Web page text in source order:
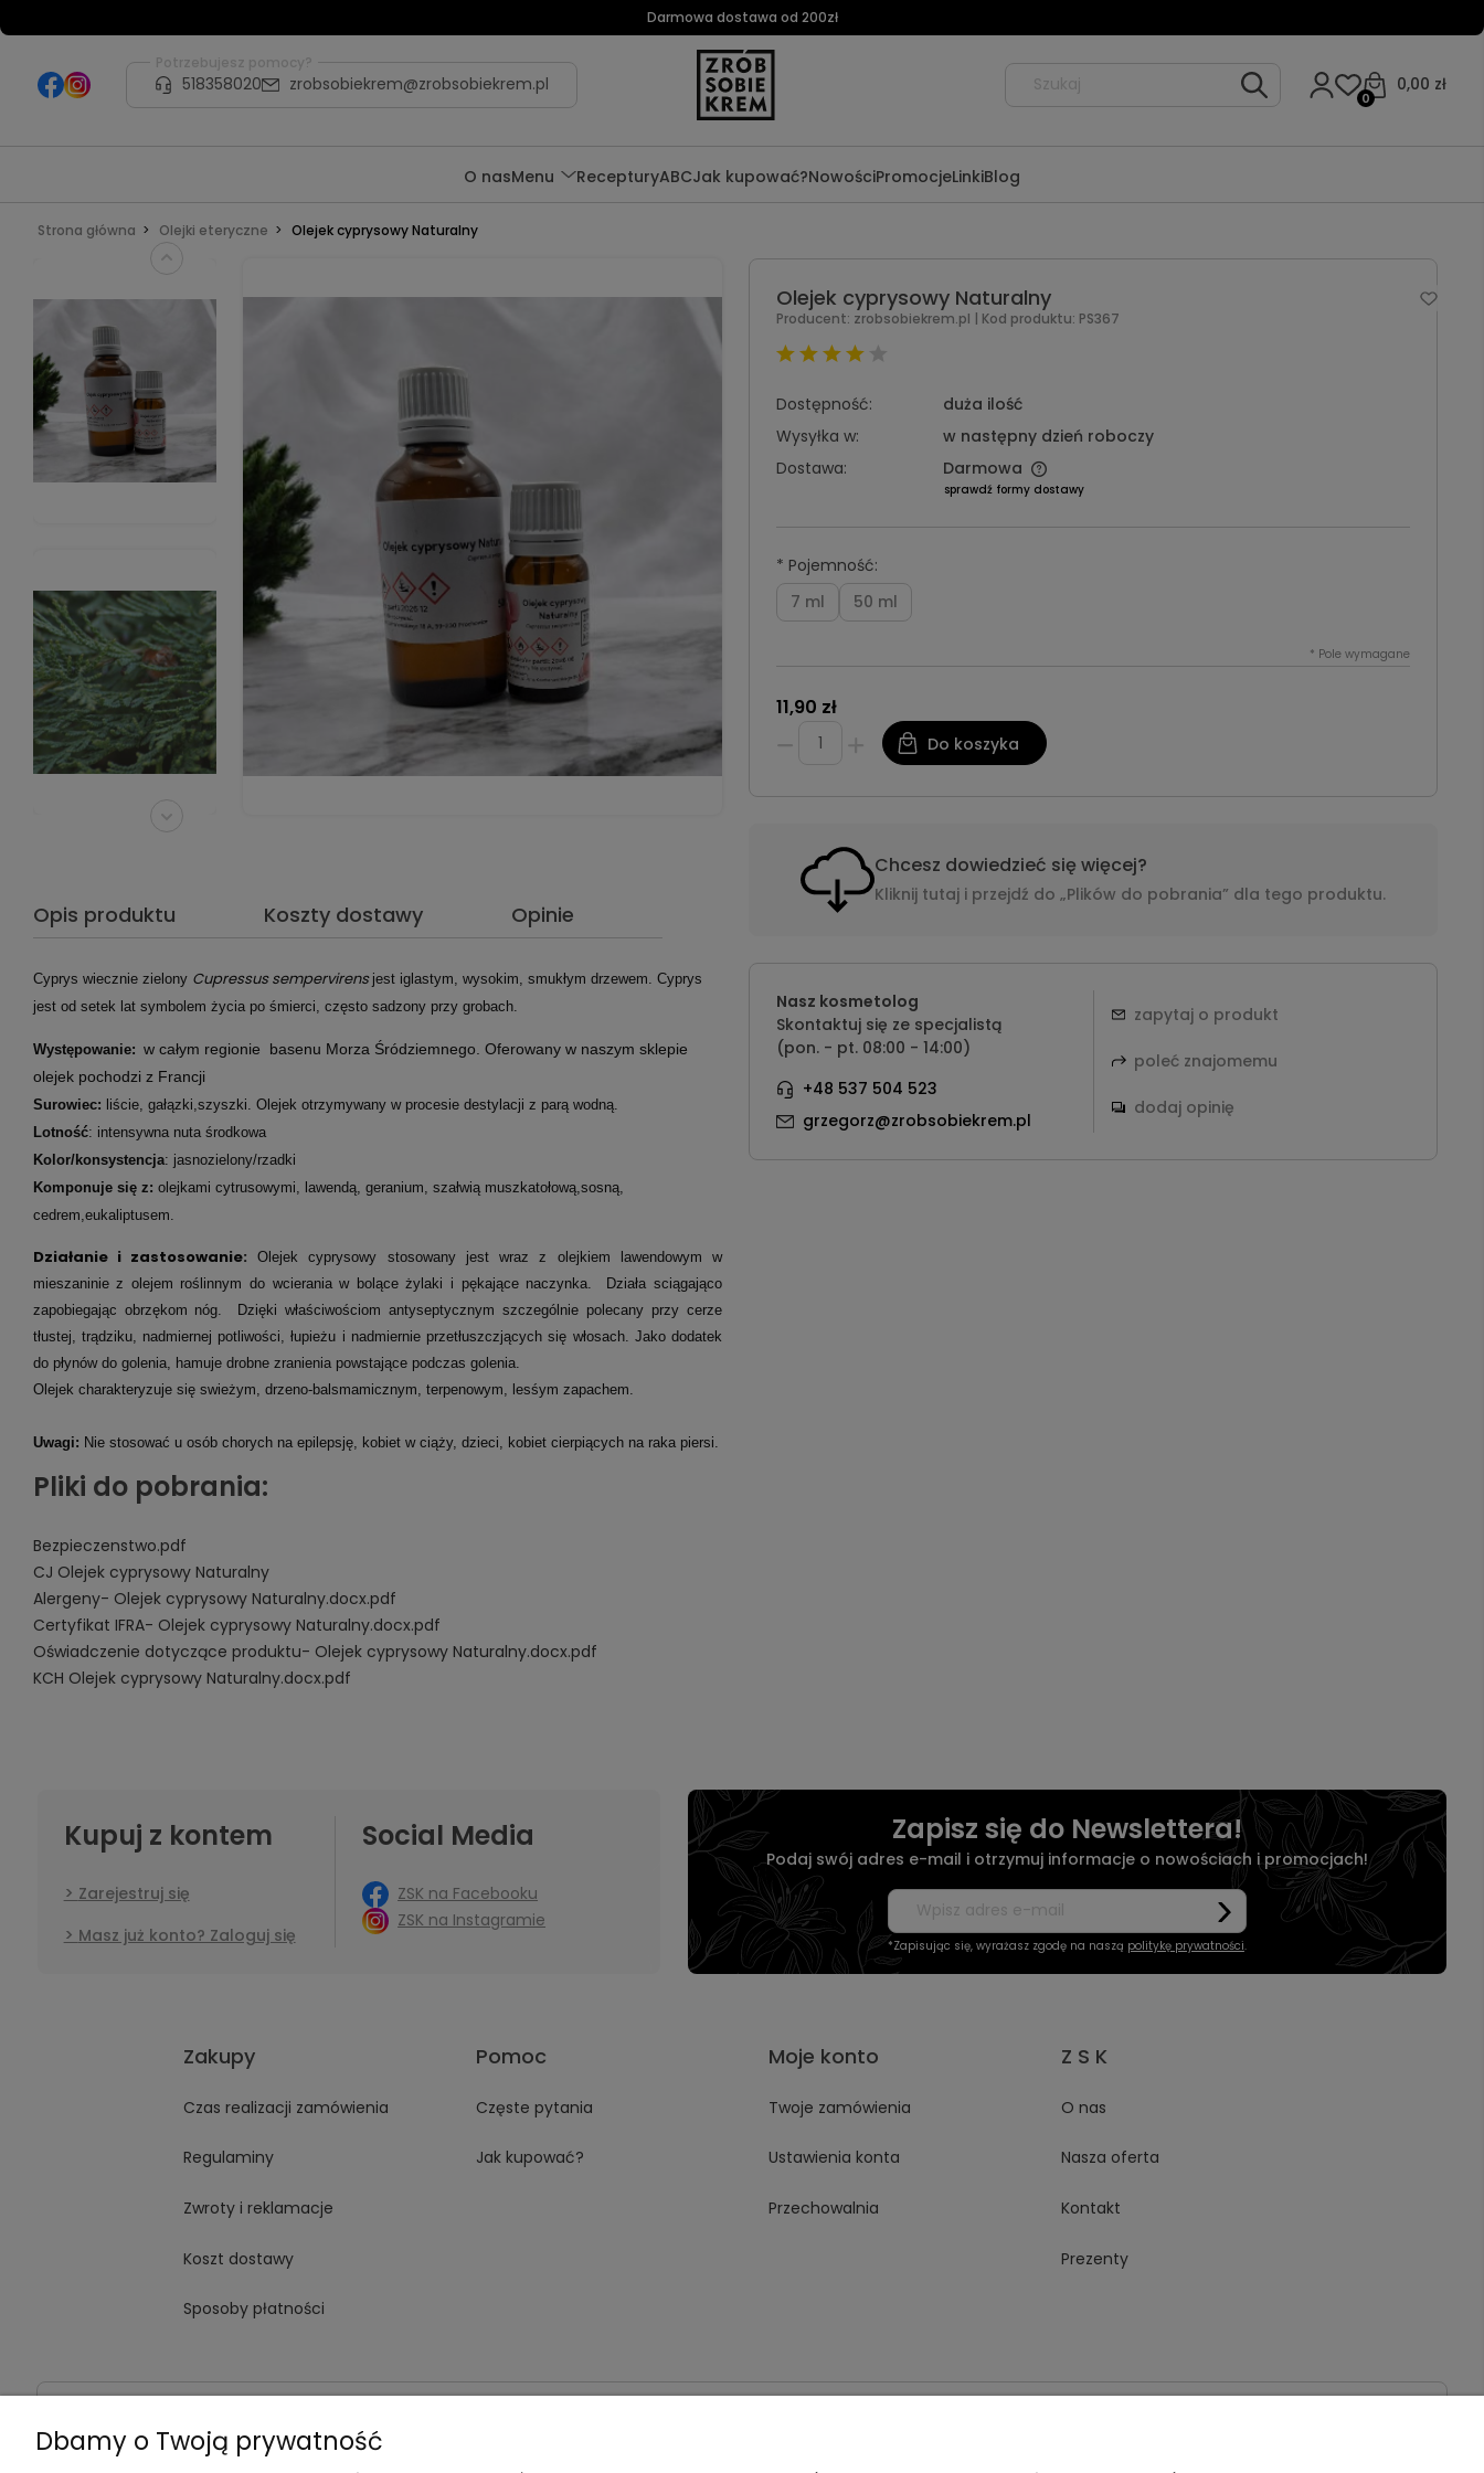
Darmowa dostawa od 200zł
Potrzebujesz pomocy?
518358020 zrobsobiekrem@zrobsobiekrem.pl 0,00 zł
0
O nasMenu RecepturyABCJak kupować?NowościPromocjeLinkiBlog
Strona główna Olejki eteryczne Olejek cyprysowy Naturalny
Opis produktu Koszty dostawy Opinie
Cyprys wiecznie zielony Cupressus sempervirens jest iglastym, wysokim, smukłym drzewem. Cyprys
jest od setek lat symbolem życia po śmierci, często sadzony przy grobach.
Występowanie: w całym regionie basenu Morza Śródziemnego. Oferowany w naszym sklepie
olejek pochodzi z Francji
Surowiec: liście, gałązki,szyszki. Olejek otrzymywany w procesie destylacji z parą wodną.
Lotność: intensywna nuta środkowa
Kolor/konsystencja: jasnozielony/rzadki
Komponuje się z: olejkami cytrusowymi, lawendą, geranium, szałwią muszkatołową,sosną,
cedrem,eukaliptusem.
Działanie i zastosowanie: Olejek cyprysowy stosowany jest wraz z olejkiem lawendowym w
mieszaninie z olejem roślinnym do wcierania w bolące żylaki i pękające naczynka. Działa sciągająco
zapobiegając obrzękom nóg. Dzięki właściwościom antyseptycznym szczególnie polecany przy cerze
tłustej, trądziku, nadmiernej potliwości, łupieżu i nadmiernie przetłuszczjących się włosach. Jako dodatek
do płynów do golenia, hamuje drobne zranienia powstające podczas golenia.
Olejek charakteryzuje się swieżym, drzeno-balsmamicznym, terpenowym, lesśym zapachem.
Uwagi: Nie stosować u osób chorych na epilepsję, kobiet w ciąży, dzieci, kobiet cierpiących na raka piersi.
Pliki do pobrania:
Bezpieczenstwo.pdf
CJ Olejek cyprysowy Naturalny
Alergeny- Olejek cyprysowy Naturalny.docx.pdf
Certyfikat IFRA- Olejek cyprysowy Naturalny.docx.pdf
Oświadczenie dotyczące produktu- Olejek cyprysowy Naturalny.docx.pdf
KCH Olejek cyprysowy Naturalny.docx.pdf
Olejek cyprysowy Naturalny
Producent: zrobsobiekrem.pl | Kod produktu: PS367
Dostępność:
duża ilość
Wysyłka w:
w następny dzień roboczy
Dostawa:
Darmowa
sprawdź formy dostawy
* Pojemność:
7 ml
50 ml
* Pole wymagane
11,90 zł
Do koszyka
Chcesz dowiedzieć się więcej?
Kliknij tutaj i przejdź do „Plików do pobrania” dla tego produktu.
Nasz kosmetolog
Skontaktuj się ze specjalistą
(pon. - pt. 08:00 - 14:00)
+48 537 504 523
grzegorz@zrobsobiekrem.pl
zapytaj o produkt
poleć znajomemu
dodaj opinię
Kupuj z kontem
Zarejestruj się
Masz już konto? Zaloguj się
Social Media
ZSK na Facebooku
ZSK na Instagramie
Zapisz się do Newslettera!
Podaj swój adres e-mail i otrzymuj informacje o nowościach i promocjach!
*Zapisując się, wyrażasz zgodę na naszą politykę prywatności.
Zakupy
Czas realizacji zamówienia
Regulaminy
Zwroty i reklamacje
Koszt dostawy
Sposoby płatności
Pomoc
Częste pytania
Jak kupować?
Moje konto
Twoje zamówienia
Ustawienia konta
Przechowalnia
Z S K
O nas
Nasza oferta
Kontakt
Prezenty
Dbamy o Twoją prywatność